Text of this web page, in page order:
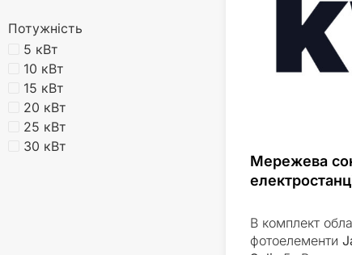
Потужність
5 кВт
10 кВт
15 кВт
20 кВт
25 кВт
30 кВт
Мережева
В комплект
фотоелементи